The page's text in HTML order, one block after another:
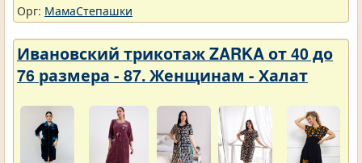
Орг: МамаСтепашки
Ивановский трикотаж ZARKA от 40 до
76 размера - 87. Женщинам - Халат